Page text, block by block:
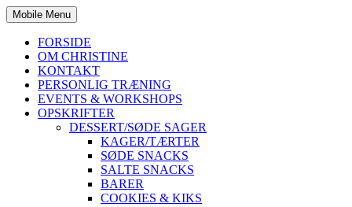
Mobile Menu
FORSIDE
OM CHRISTINE
KONTAKT
PERSONLIG TRÆNING
EVENTS & WORKSHOPS
OPSKRIFTER
DESSERT/SØDE SAGER
KAGER/TÆRTER
SØDE SNACKS
SALTE SNACKS
BARER
COOKIES & KIKS